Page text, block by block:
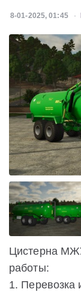
8-01-2025, 01:45
Цистерна
работы:
1. Перевозка